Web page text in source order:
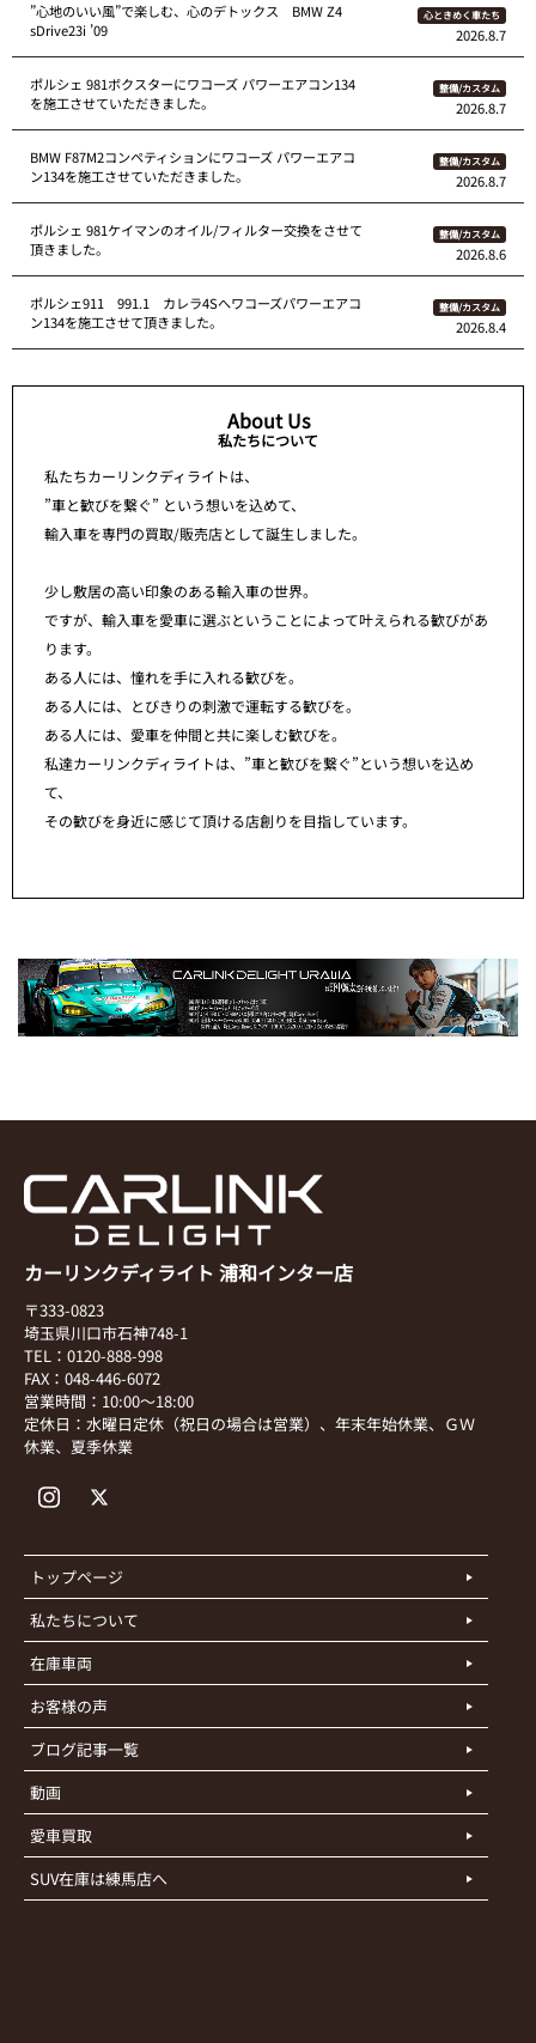
”心地のいい風”で楽しむ、心のデトックス BMW Z4
sDrive23i ’09
心ときめく車たち
2026.8.7
ポルシェ 981ボクスターにワコーズ パワーエアコン134
を施工させていただきました。
整備/カスタム
2026.8.7
BMW F87M2コンペティションにワコーズ パワーエアコ
ン134を施工させていただきました。
整備/カスタム
2026.8.7
ポルシェ 981ケイマンのオイル/フィルター交換をさせて
頂きました。
整備/カスタム
2026.8.6
ポルシェ911 991.1 カレラ4Sへワコーズパワーエアコ
ン134を施工させて頂きました。
整備/カスタム
2026.8.4
About Us
私たちについて
私たちカーリンクディライトは、
”車と歓びを繋ぐ” という想いを込めて、
輸入車を専門の買取/販売店として誕生しました。
少し敷居の高い印象のある輸入車の世界。
ですが、輸入車を愛車に選ぶということによって叶えられる歓びがあ
ります。
ある人には、憧れを手に入れる歓びを。
ある人には、とびきりの刺激で運転する歓びを。
ある人には、愛車を仲間と共に楽しむ歓びを。
私達カーリンクディライトは、”車と歓びを繋ぐ”という想いを込め
て、
その歓びを身近に感じて頂ける店創りを目指しています。
カーリンクディライト 浦和インター店
〒333-0823
埼玉県川口市石神748-1
TEL：0120-888-998
FAX：048-446-6072
営業時間：10:00～18:00
定休日：水曜日定休（祝日の場合は営業）、年末年始休業、ＧＷ
休業、夏季休業
トップページ
私たちについて
在庫車両
お客様の声
ブログ記事一覧
動画
愛車買取
SUV在庫は練馬店へ